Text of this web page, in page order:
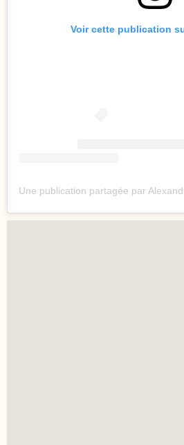
Voir cette publication